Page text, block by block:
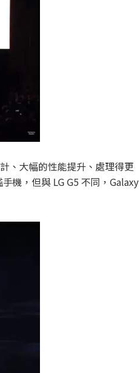
、大幅的性能提升、處理得更
機，但與 LG G5 不同，Galaxy